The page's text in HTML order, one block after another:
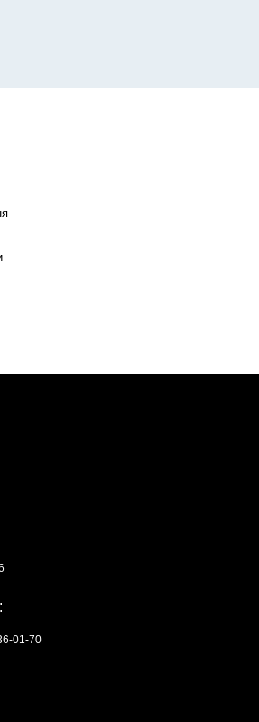
01-70